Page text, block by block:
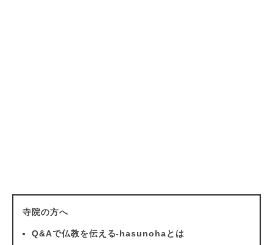
寺院の方へ
Q&Aで仏教を伝える-hasunohaとは